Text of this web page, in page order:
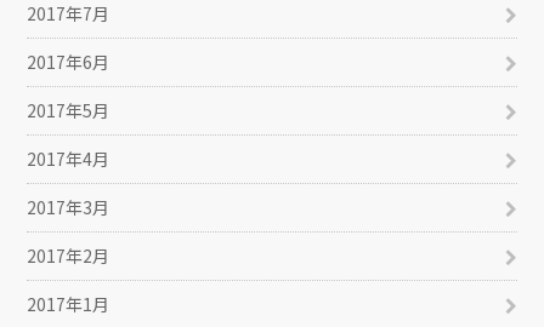
2017年7月
2017年6月
2017年5月
2017年4月
2017年3月
2017年2月
2017年1月